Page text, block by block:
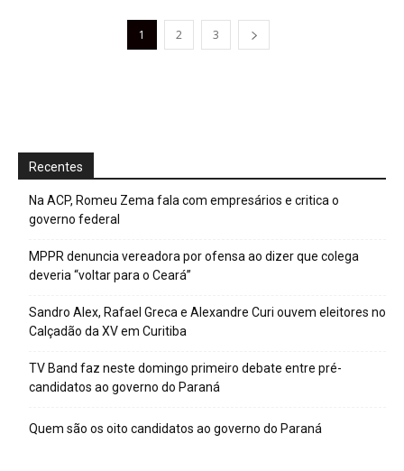
1 2 3
Recentes
Na ACP, Romeu Zema fala com empresários e critica o
governo federal
MPPR denuncia vereadora por ofensa ao dizer que colega
deveria “voltar para o Ceará”
Sandro Alex, Rafael Greca e Alexandre Curi ouvem eleitores no
Calçadão da XV em Curitiba
TV Band faz neste domingo primeiro debate entre pré-
candidatos ao governo do Paraná
Quem são os oito candidatos ao governo do Paraná